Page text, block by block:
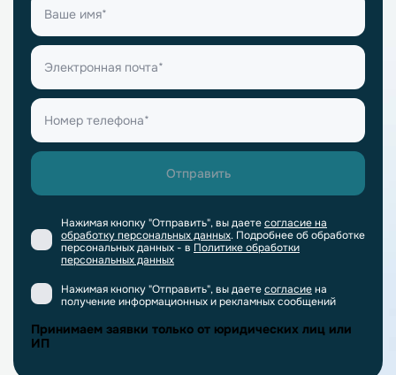
Нажимая кнопку "Отправить", вы даетесогласие на
обработку персональных данных. Подробнее об обработке
персональных данных - в Политике обработки
персональных данных
Нажимая кнопку "Отправить", вы даетесогласиена
получение информационных и рекламных сообщений
Принимаем заявки только от юридических лиц или
ИП